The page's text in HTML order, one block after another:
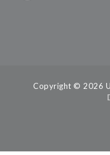
Copyright © 2026